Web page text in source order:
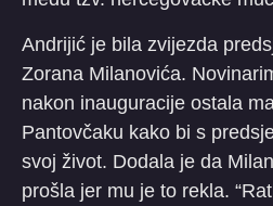
Andrijić je bila zvijezda
Zorana Milanovića.
nakon inauguracije ostala
Pantovčaku kako bi s
svoj život. Dodala je da
prošla jer mu je to rekla.